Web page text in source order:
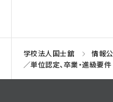
学校法人国士舘 情報
／単位認定、卒業・進級要件